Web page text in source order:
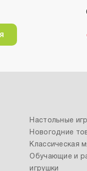
Настольные
Новогодние
Классическая
Обучающие и
игрушки